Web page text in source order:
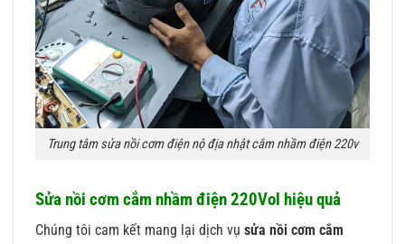
Trung tâm sửa nồi cơm điện nộ địa nhật cắm nhầm điện 220v
Sửa nồi cơm cắm nhầm điện 220Vol hiệu quả
Chúng tôi cam kết mang lại dịch vụ sửa nồi cơm cắm